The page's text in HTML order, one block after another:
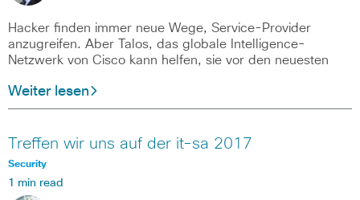
Hacker finden immer neue Wege, Service-Provider
anzugreifen. Aber Talos, das globale Intelligence-
Netzwerk von Cisco kann helfen, sie vor den neuesten
Weiter lesen
Treffen wir uns auf der it-sa 2017
Security
1 min read